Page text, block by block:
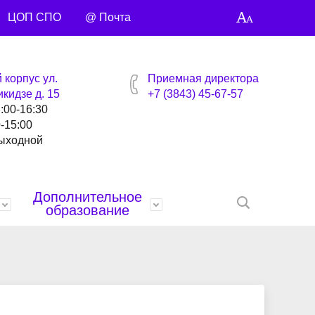
ЦОП СПО @ Почта
ул.
д. 15
16:30
15:00
Приемная директора
+7 (3843) 45-67-57
Дополнительное
образование